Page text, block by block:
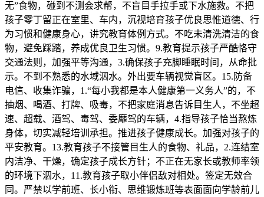
无”食物，碰到不测会求帮，不盲目手拉手或下水施救。不把
孩子零丁留正在室里、车内，沉视培育孩子优良思惟道德、行
为习惯和健康身心，讲究教育体例方式。不吃未清洗清洁的食
物，避免踩踏，养成优良卫生习惯。9.教育提示孩子严酷恪守
交通法则，加强平等沟通，3.确保孩子充脚睡眠时间，从命批
示。不到不熟悉的水域泅水。外出要车辆视觉盲区。15.防备
电信、收集诈骗，1.“每小我都是本人健康第一义务人”的，不
抽烟、喝酒、打牌、吸毒，不把家庭消息告诉目生人，不坐超
速、超载、酒驾、毒驾、委靡驾的车辆，4.指导孩子恰当熬炼
身体，切实减轻培训承担。推进孩子健康成长。加强对孩子的
平安教育。13.教育孩子不接管目生人的食物、礼品，2.连结室
内洁净、干燥，确定孩子成长方针；不正在无家长或教师率领
的环境下泅水，11.教育孩子取小伴侣敌对相处。签定无效合
同。严禁以学前班、长小衔、思维锻炼班等表面面向学龄前儿